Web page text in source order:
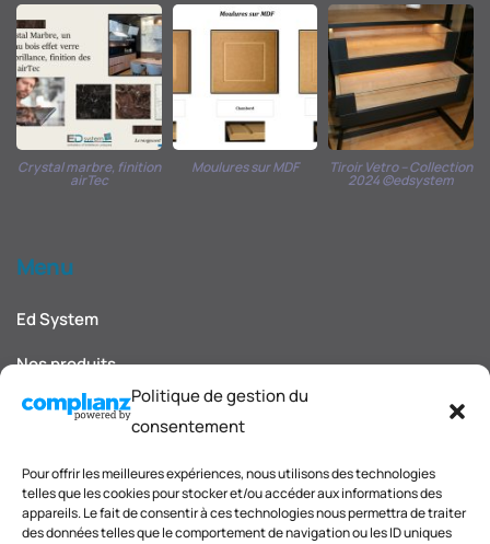
Politique de gestion du
consentement
Pour offrir les meilleures expériences, nous utilisons des technologies
telles que les cookies pour stocker et/ou accéder aux informations des
appareils. Le fait de consentir à ces technologies nous permettra de traiter
des données telles que le comportement de navigation ou les ID uniques
Crystal marbre, finition
airTec
Moulures sur MDF Tiroir Vetro – Collection
2024 ©edsystem
Menu
Ed System
Nos produits
Nos décors et finitions
Carnet d'inspirations